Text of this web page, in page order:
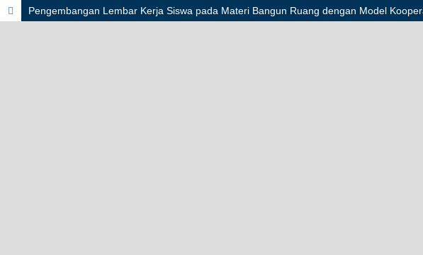
Pengembangan Lembar Kerja Siswa pada Materi Bangun Ruang dengan Model